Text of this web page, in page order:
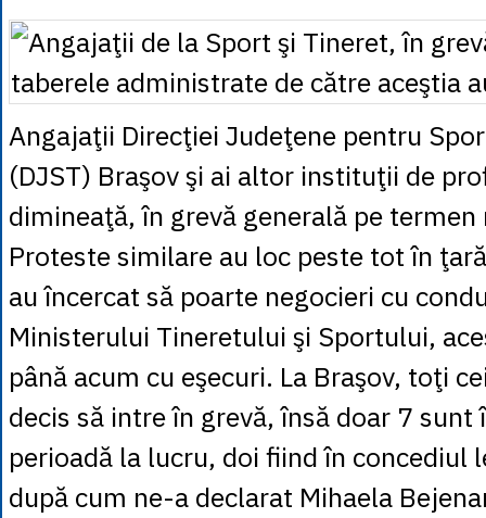
1 NZD= 2.6097
1 PLN= 1.1646
= 0.0425
1 RUB= 0.0530
1 TRY= 0.1141
1 UAH = 0.1048
1 XDR
= 5.9383
1 ZAR = 0.2318
Angajaţii Direcţiei Judeţene pentru
(DJST) Braşov şi ai altor instituţii de
dimineaţă, în grevă generală pe
Proteste similare au loc peste tot în
au încercat să poarte negocieri cu
Ministerului Tineretului şi Sportului,
până acum cu eşecuri. La Braşov, toţi
decis să intre în grevă, însă doar 7 sunt
perioadă la lucru, doi fiind în concediul
după cum ne-a declarat Mihaela